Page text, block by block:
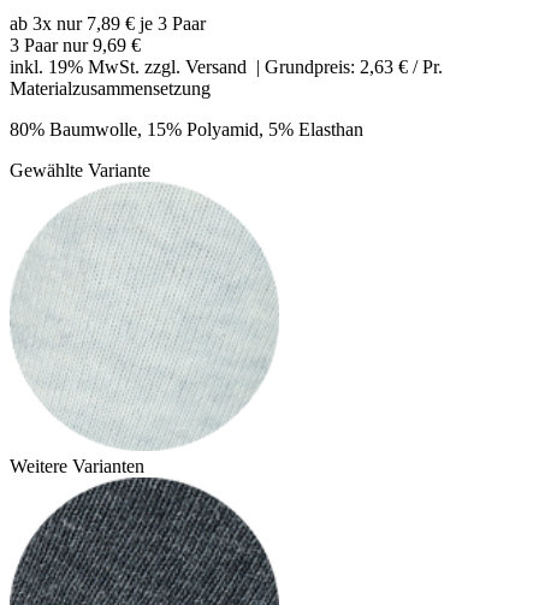
ab 3x nur 7,89 € je 3 Paar
3 Paar nur9,69 €
inkl. 19% MwSt. zzgl. Versand | Grundpreis: 2,63 € / Pr.
Materialzusammensetzung
80% Baumwolle, 15% Polyamid, 5% Elasthan
Gewählte Variante
Weitere Varianten